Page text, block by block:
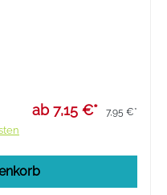
ab 7,15 €* 7,95 €*